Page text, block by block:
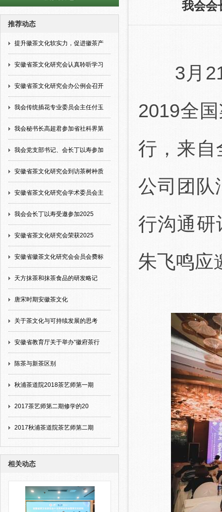
推荐动态
提升徽茶文化软实力，促进徽茶产
安徽省茶文化研究会认真聆听学习
安徽省茶文化研究会办公例会召开
我会传统插花专业委员会主任付玉
我会秘书长高超君参加省社科界第
我会党支部书记、会长丁以寿参加
安徽省茶文化研究会到访茶树种质
安徽省茶文化研究会学术委员会主
我会会长丁以寿受邀参加2025
安徽省茶文化研究会荣获2025
安徽省徽茶文化研究会会员会费标
天方抹茶和抹茶食品的研发略记
唐宋时期安徽茶文化
关于茶文化与可持续发展的思考
安徽省教育厅关于举办“徽府茶行
陈茶与新茶区别
秋浦茶道院2018茶艺师第一期
2017茶艺师第二期修学的20
2017秋浦茶道院茶艺师第二期
相关动态
我会会
3月21
2019全
行，来自
公司团队
行沟通研
朱飞鸣应